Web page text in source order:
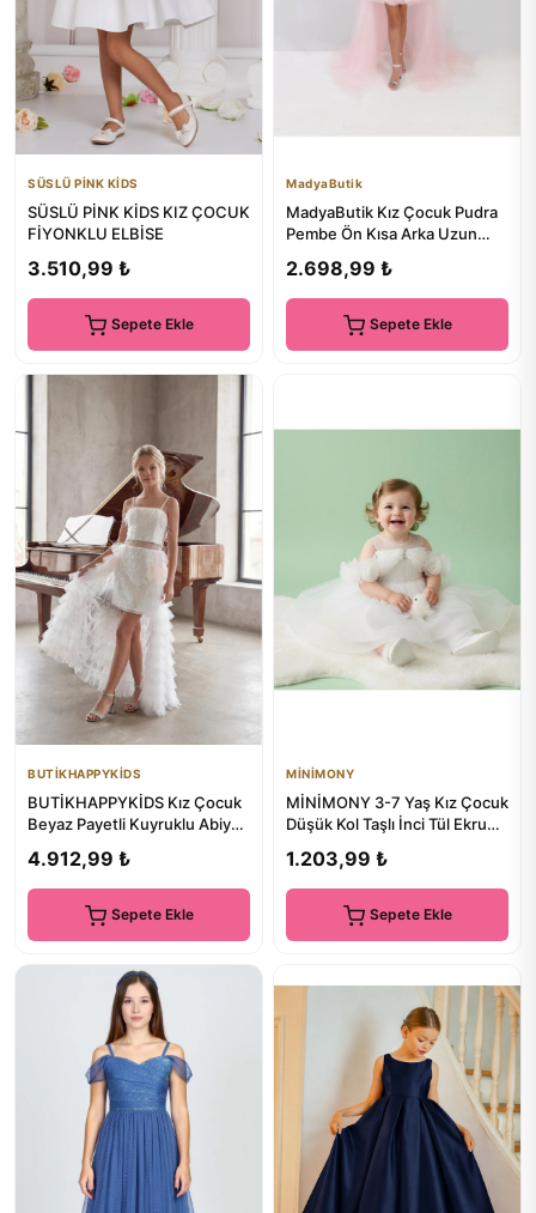
SÜSLÜ PİNK KİDS
SÜSLÜ PİNK KİDS KIZ ÇOCUK
FİYONKLU ELBİSE
3.510,99 ₺
Sepete Ekle
MadyaButik
MadyaButik Kız Çocuk Pudra
Pembe Ön Kısa Arka Uzun
2.698,99 ₺
Sepete Ekle
BUTİKHAPPYKİDS
BUTİKHAPPYKİDS Kız Çocuk
Beyaz Payetli Kuyruklu Abiye
4.912,99 ₺
Sepete Ekle
MİNİMONY
MİNİMONY 3-7 Yaş Kız Çocuk
Düşük Kol Taşlı İnci Tül Ekru
1.203,99 ₺
Sepete Ekle